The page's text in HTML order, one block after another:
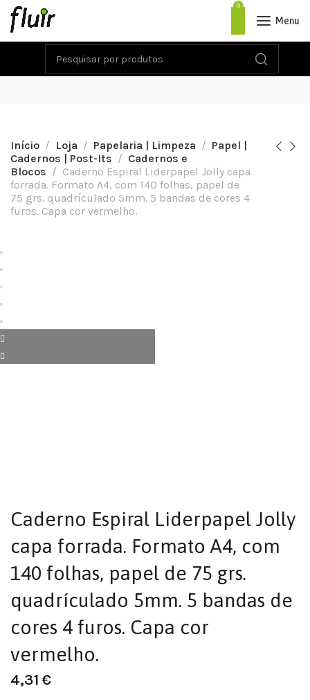
0
Menu
Início Loja Papelaria | Limpeza
Papel |
Cadernos | Post-Its
Cadernos e
Blocos
Caderno Espiral Liderpapel Jolly capa
forrada. Formato A4, com 140 folhas, papel de
75 grs. quadrículado 5mm. 5 bandas de cores 4
furos. Capa cor vermelho.
Caderno Espiral Liderpapel Jolly
capa forrada. Formato A4, com
140 folhas, papel de 75 grs.
quadrículado 5mm. 5 bandas de
cores 4 furos. Capa cor
vermelho.
4,31 €